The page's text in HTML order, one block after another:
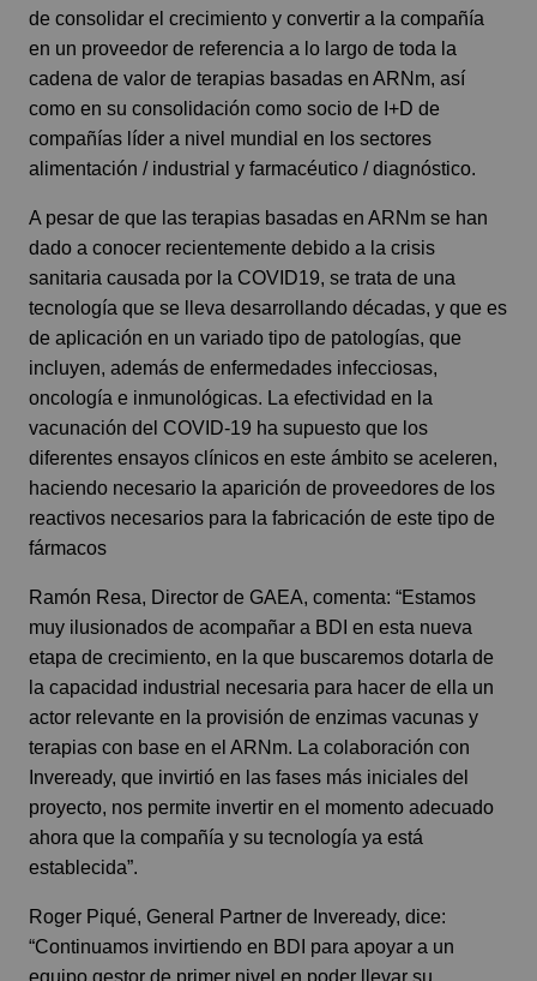
de consolidar el crecimiento y convertir a la compañía
en un proveedor de referencia a lo largo de toda la
cadena de valor de terapias basadas en ARNm, así
como en su consolidación como socio de I+D de
compañías líder a nivel mundial en los sectores
alimentación / industrial y farmacéutico / diagnóstico.
A pesar de que las terapias basadas en ARNm se han
dado a conocer recientemente debido a la crisis
sanitaria causada por la COVID19, se trata de una
tecnología que se lleva desarrollando décadas, y que es
de aplicación en un variado tipo de patologías, que
incluyen, además de enfermedades infecciosas,
oncología e inmunológicas. La efectividad en la
vacunación del COVID-19 ha supuesto que los
diferentes ensayos clínicos en este ámbito se aceleren,
haciendo necesario la aparición de proveedores de los
reactivos necesarios para la fabricación de este tipo de
fármacos
Ramón Resa, Director de GAEA, comenta: “Estamos
muy ilusionados de acompañar a BDI en esta nueva
etapa de crecimiento, en la que buscaremos dotarla de
la capacidad industrial necesaria para hacer de ella un
actor relevante en la provisión de enzimas vacunas y
terapias con base en el ARNm. La colaboración con
Inveready, que invirtió en las fases más iniciales del
proyecto, nos permite invertir en el momento adecuado
ahora que la compañía y su tecnología ya está
establecida”.
Roger Piqué, General Partner de Inveready, dice:
“Continuamos invirtiendo en BDI para apoyar a un
equipo gestor de primer nivel en poder llevar su